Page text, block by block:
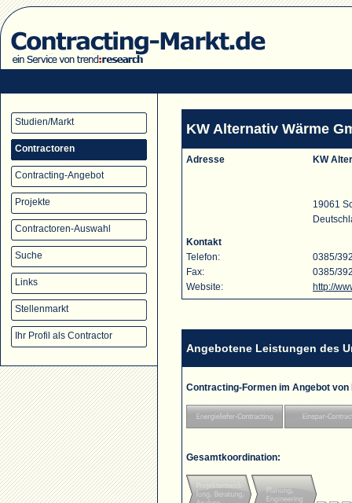
Studien/Markt
Contractoren
Contracting-Angebot
Projekte
Contractoren-Auswahl
Suche
Links
Stellenmarkt
Ihr Profil als Contractor
KW Alternativ Wärme
Adresse KW
19061
Kontakt
Telefon:
Fax:
Website:
0385/
0385/
http://
Angebotene Leistungen des
Contracting-Formen im Angebot
Gesamtkoordination: